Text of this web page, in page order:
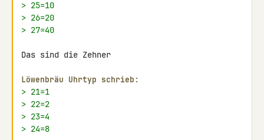
> 25=10
> 26=20
> 27=40
Das sind die Zehner
Löwenbräu Uhrtyp schrieb:
> 21=1
> 22=2
> 23=4
> 24=8